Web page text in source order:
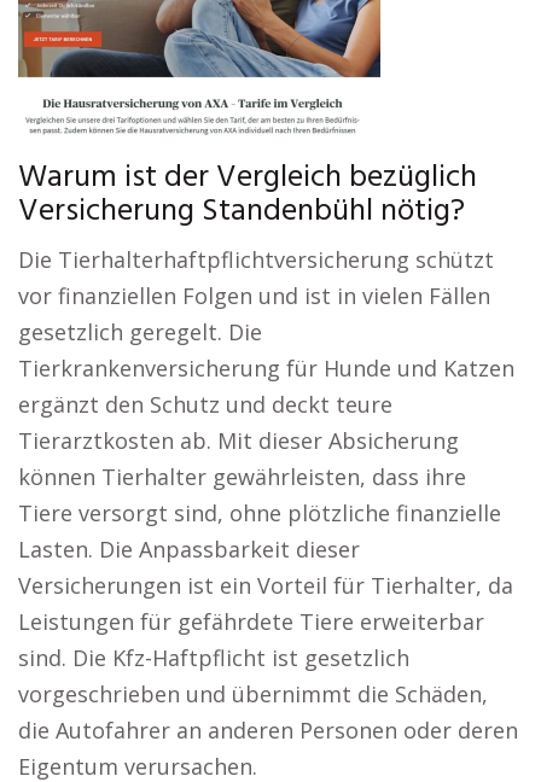
Warum ist der Vergleich bezüglich
Versicherung Standenbühl nötig?
Die Tierhalterhaftpflichtversicherung schützt
vor finanziellen Folgen und ist in vielen Fällen
gesetzlich geregelt. Die
Tierkrankenversicherung für Hunde und Katzen
ergänzt den Schutz und deckt teure
Tierarztkosten ab. Mit dieser Absicherung
können Tierhalter gewährleisten, dass ihre
Tiere versorgt sind, ohne plötzliche finanzielle
Lasten. Die Anpassbarkeit dieser
Versicherungen ist ein Vorteil für Tierhalter, da
Leistungen für gefährdete Tiere erweiterbar
sind. Die Kfz-Haftpflicht ist gesetzlich
vorgeschrieben und übernimmt die Schäden,
die Autofahrer an anderen Personen oder deren
Eigentum verursachen.